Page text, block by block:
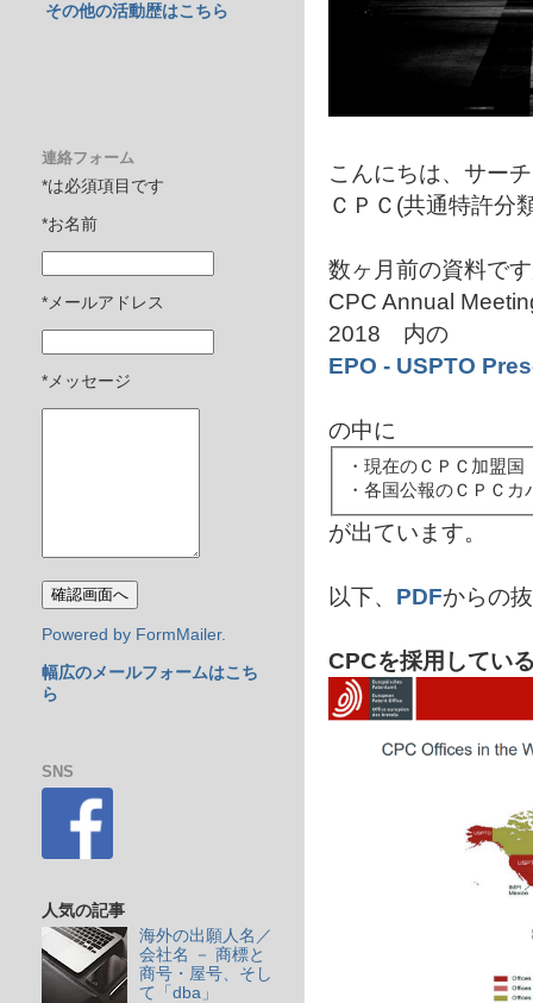
こんにちは、サー
ＣＰＣ(共通特許分
数ヶ月前の資料で
CPC Annual
2018 内の
EPO - USPTO
の中に
・現在のＣＰＣ加盟国
・各国公報のＣＰＣカ
が出ています。
以下、 PDFからの
CPCを採用してい
その他の活動歴はこちら
連絡フォーム
*は必須項目です
*お名前
*メールアドレス
*メッセージ
Powered by FormMailer.
幅広のメールフォームはこち
ら
SNS
人気の記事
海外の出願人名／
会社名 － 商標と
商号・屋号、そし
て「dba」